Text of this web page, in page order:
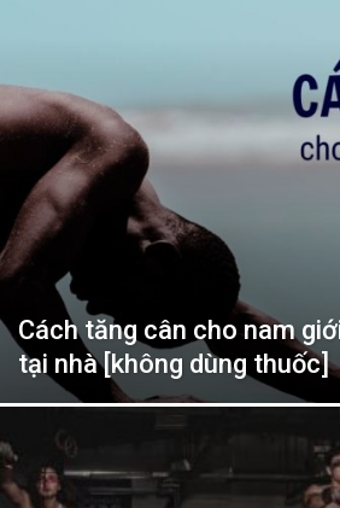
Cách tăng cân cho nam
tại nhà [không dùng thuốc]